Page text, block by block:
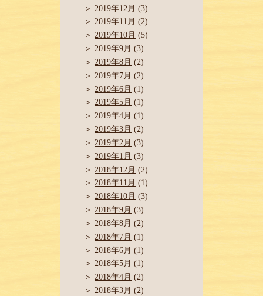
2019年12月 (3)
2019年11月 (2)
2019年10月 (5)
2019年9月 (3)
2019年8月 (2)
2019年7月 (2)
2019年6月 (1)
2019年5月 (1)
2019年4月 (1)
2019年3月 (2)
2019年2月 (3)
2019年1月 (3)
2018年12月 (2)
2018年11月 (1)
2018年10月 (3)
2018年9月 (3)
2018年8月 (2)
2018年7月 (1)
2018年6月 (1)
2018年5月 (1)
2018年4月 (2)
2018年3月 (2)